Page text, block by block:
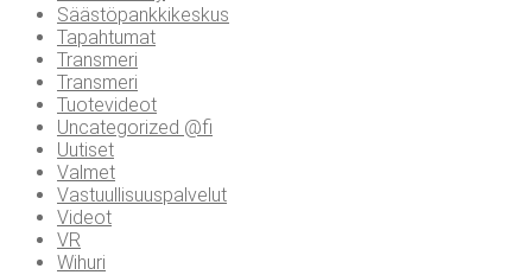
Säästöpankkikeskus
Tapahtumat
Transmeri
Transmeri
Tuotevideot
Uncategorized @fi
Uutiset
Valmet
Vastuullisuuspalvelut
Videot
VR
Wihuri